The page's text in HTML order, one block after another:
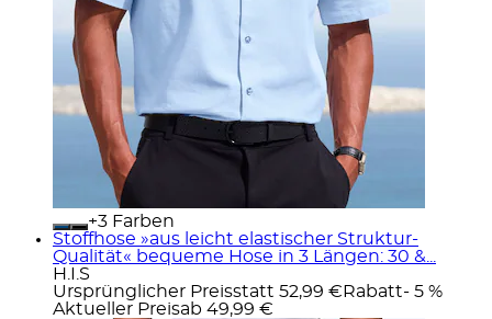
+
Farben
Stoffhose »aus leicht elastischer Struktur-
Qualität« bequeme Hose in 3 Längen: 30 &...
H.I.S
Ursprünglicher Preisstatt 52,99 € Rabatt- 5 %
Aktueller Preisab 49,99 €